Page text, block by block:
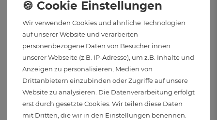
Oberflächenbehandlung:
Pulverbeschichtet
Schutzart:
Anwendungsbereich:
Zum Gebrauch im Freien und in geschlossenen Räumen
Wir verwenden Cookies und ähnliche Technologien
auf unserer Website und verarbeiten
personenbezogene Daten von Besucher:innen
unserer Webseite (z.B. IP-Adresse), um z.B. Inhalte und
Anzeigen zu personalisieren, Medien von
Drittanbietern einzubinden oder Zugriffe auf unsere
Website zu analysieren. Die Datenverarbeitung erfolgt
erst durch gesetzte Cookies. Wir teilen diese Daten
mit Dritten, die wir in den Einstellungen benennen.